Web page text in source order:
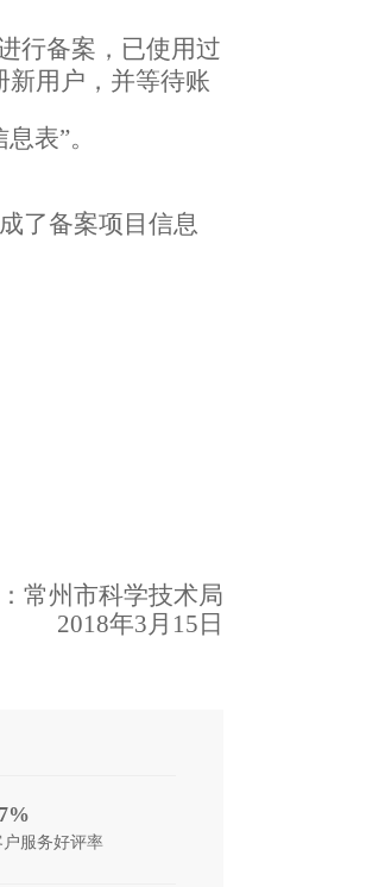
行备案，已使用过
新用户，并等待账
息表”。
了备案项目信息
常州市科学技术局
2018年3月 15 日
户服务好评率